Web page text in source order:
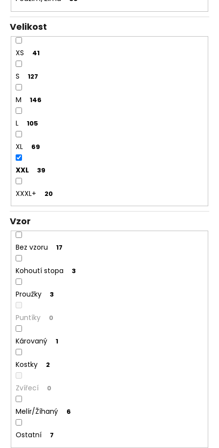
Velikost
XS 41
S 127
M 146
L 105
XL 69
XXL 39
XXXL+ 20
Vzor
Bez vzoru 17
Kohoutí stopa 3
Proužky 3
Puntíky 0
Károvaný 1
Kostky 2
Zvířecí 0
Melír/Žíhaný 6
Ostatní 7